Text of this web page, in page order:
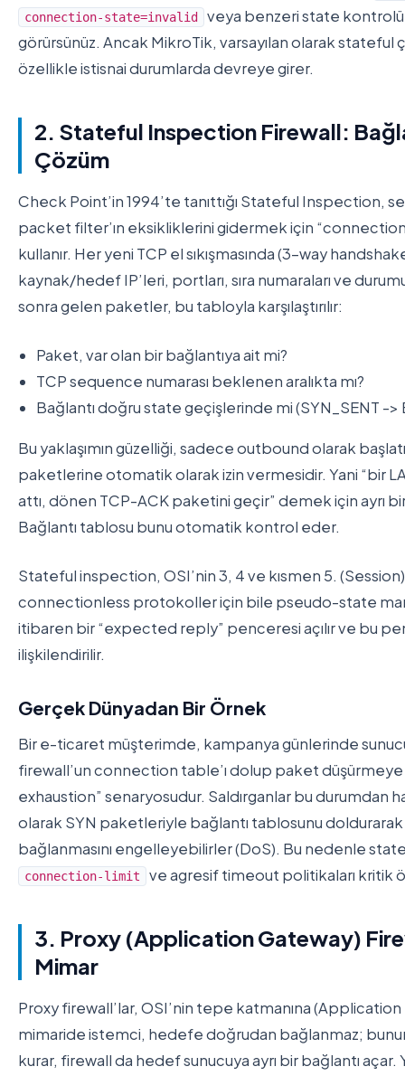
connection-state=invalid
veya benzeri state
görürsünüz. Ancak MikroTik, varsayılan olarak stateful
özellikle istisnai durumlarda devreye girer.
2. Stateful Inspection Firewall:
Çözüm
Check Point’in 1994’te tanıttığı Stateful Inspection,
packet filter’ın eksikliklerini gidermek için
kullanır. Her yeni TCP el sıkışmasında (3-way
kaynak/hedef IP’leri, portları, sıra numaraları ve
sonra gelen paketler, bu tabloyla karşılaştırılır:
Paket, var olan bir bağlantıya ait mi?
TCP sequence numarası beklenen aralıkta mı?
Bağlantı doğru state geçişlerinde mi (SYN_SENT ->
Bu yaklaşımın güzelliği, sadece outbound olarak
paketlerine otomatik olarak izin vermesidir. Yani “bir
attı, dönen TCP-ACK paketini geçir” demek için ayrı
Bağlantı tablosu bunu otomatik kontrol eder.
Stateful inspection, OSI’nin 3, 4 ve kısmen 5. (Session)
connectionless protokoller için bile pseudo-state
itibaren bir “expected reply” penceresi açılır ve bu
ilişkilendirilir.
Gerçek Dünyadan Bir Örnek
Bir e-ticaret müşterimde, kampanya günlerinde
firewall’un connection table’ı dolup paket
exhaustion” senaryosudur. Saldırganlar bu durumdan
olarak SYN paketleriyle bağlantı tablosunu
bağlanmasını engelleyebilirler (DoS). Bu nedenle
connection-limit ve agresif timeout politikaları kritik
3. Proxy (Application Gateway)
Mimar
Proxy firewall’lar, OSI’nin tepe katmanına (Application
mimaride istemci, hedefe doğrudan bağlanmaz;
kurar, firewall da hedef sunucuya ayrı bir bağlantı açar.